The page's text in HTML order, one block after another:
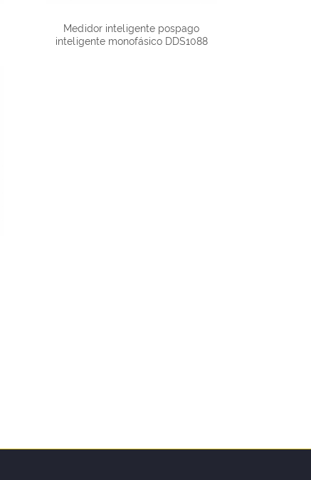
Medidor inteligente pospago
inteligente monofásico DDS1088